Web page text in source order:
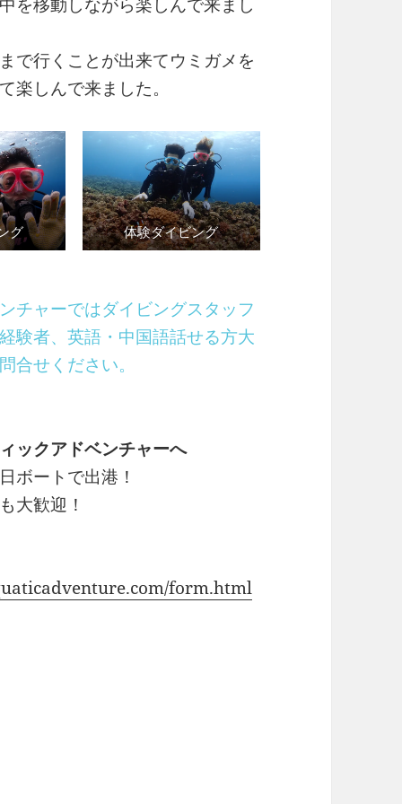
を移動しながら楽しんで来まし
で行くことが出来てウミガメを
楽しんで来ました。
グ 体験ダイビング
チャーではダイビングスタッフ
験者、英語・中国語話せる方大
合せください。
ックアドベンチャーへ
ボートで出港！
大歓迎！
form.html